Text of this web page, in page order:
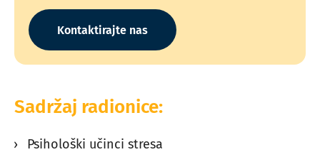
Kontaktirajte nas
Sadržaj radionice:
Psihološki učinci stresa